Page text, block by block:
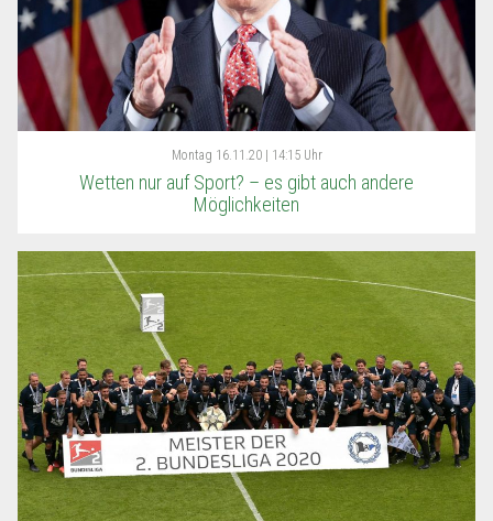
Montag 16.11.20 | 14:15 Uhr
Wetten nur auf Sport? – es gibt auch andere
Möglichkeiten